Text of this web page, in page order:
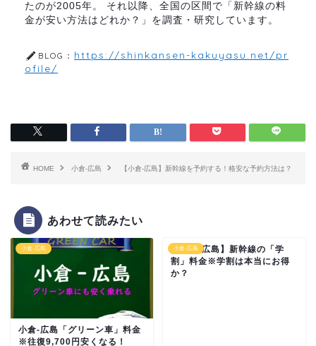
たのが2005年。 それ以降、全国の区間で「新幹線の料
金が安い方法はどれか？」を調査・研究しています。
BLOG： https://shinkansen-kakuyasu.net/pr
ofile/
HOME 小倉-広島 【小倉-広島】新幹線を予約する！格安な予約方法は？
あわせて読みたい
小倉-広島
小倉-広島「グリーン車」料金
※往復9,700円安くなる！
小倉-広島
【小倉-広島】新幹線の「学
割」料金※学割は本当にお得
か？